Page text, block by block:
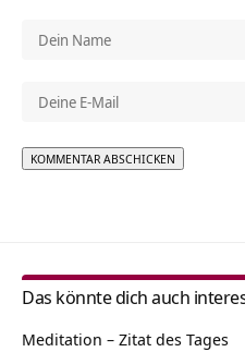
Das könnte dich auch
Meditation – Zitat des Tages